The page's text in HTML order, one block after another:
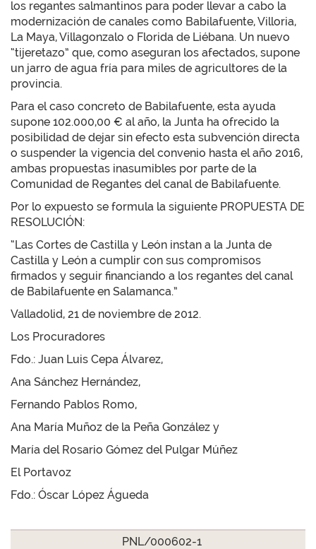
los regantes salmantinos para poder llevar a cabo la
modernización de canales como Babilafuente, Villoria,
La Maya, Villagonzalo o Florida de Liébana. Un nuevo
“tijeretazo” que, como aseguran los afectados, supone
un jarro de agua fría para miles de agricultores de la
provincia.
Para el caso concreto de Babilafuente, esta ayuda
supone 102.000,00 € al año, la Junta ha ofrecido la
posibilidad de dejar sin efecto esta subvención directa
o suspender la vigencia del convenio hasta el año 2016,
ambas propuestas inasumibles por parte de la
Comunidad de Regantes del canal de Babilafuente.
Por lo expuesto se formula la siguiente PROPUESTA DE
RESOLUCIÓN:
“Las Cortes de Castilla y León instan a la Junta de
Castilla y León a cumplir con sus compromisos
firmados y seguir financiando a los regantes del canal
de Babilafuente en Salamanca.”
Valladolid, 21 de noviembre de 2012.
Los Procuradores
Fdo.: Juan Luis Cepa Álvarez,
Ana Sánchez Hernández,
Fernando Pablos Romo,
Ana María Muñoz de la Peña González y
María del Rosario Gómez del Pulgar Múñez
El Portavoz
Fdo.: Óscar López Águeda
PNL/000602-1